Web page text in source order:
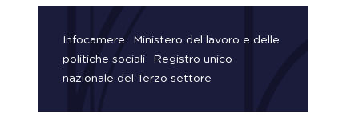
Infocamere
Ministero del lavoro e delle
politiche sociali
Registro unico
nazionale del Terzo settore